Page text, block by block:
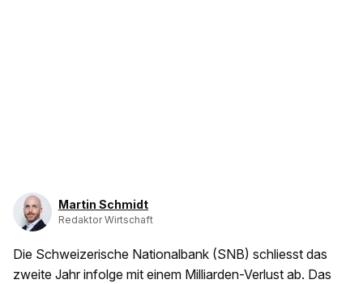
Martin Schmidt
Redaktor Wirtschaft
Die Schweizerische Nationalbank (SNB) schliesst das
zweite Jahr infolge mit einem Milliarden-Verlust ab. Das